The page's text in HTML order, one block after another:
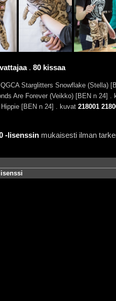
. 80 kissaa
Starglitters Snowflake (Stella)
Are Forever (Veikko) [BEN n 24] .
[BEN n 24] . kuvat 218001
-lisenssinmukaisesti ilman